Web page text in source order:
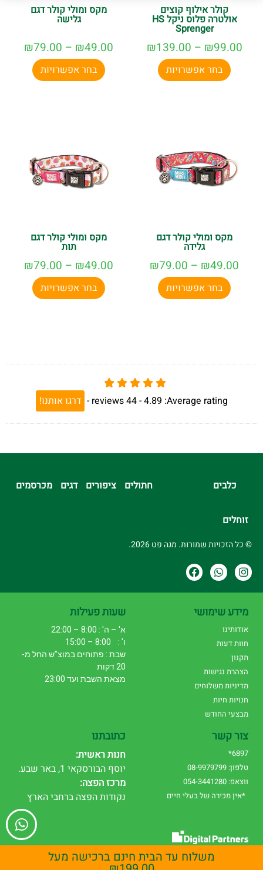
קולר אילוף קוצים
אולטרה פלוס ניקל HS
Sprenger
₪99.00
–
₪139.00
בחר אפשרויות
מקס ומולי קולר דגם
גלישה
₪49.00
–
₪79.00
בחר אפשרויות
מקס ומולי קולר דגם
גלידה
₪49.00
–
₪79.00
בחר אפשרויות
מקס ומולי קולר דגם
תות
₪49.00
–
₪79.00
בחר אפשרויות
Average rating:
4.89 -
44
reviews
- דרגו אותנו!
כלבים חתולים ציפורים דגים מכרסמים
זוחלים
© כל הזכויות שמורות. מגה פט 2026.
מידע שימושי
אודותינו
חוות דעות
תקנון
הצהרת נגישות
מדיניות משלוחים
חנויות חיות
מבצעי החודש
שעות פעילות
א' – ה' : 8:00 – 22:00
ו' : 8:00 – 15:00
שבת : פתוחים במוצ"ש החל מ-
20 דקות
מצאת השבת ועד 23:00
צור קשר
6897*
טלפון: 08-9979799
ווצאפ: 054-3441280
*אין מכירה של בעלי חיים
כתובתנו
חנות ראשית:
יוסף הבורסקאי 1, באר שבע.
מרכז הפצה:
נקודות הפצה ברחבי הארץ
|שיווק דיגיטלי
משלוח עד הבית חינם ברכישה מעל